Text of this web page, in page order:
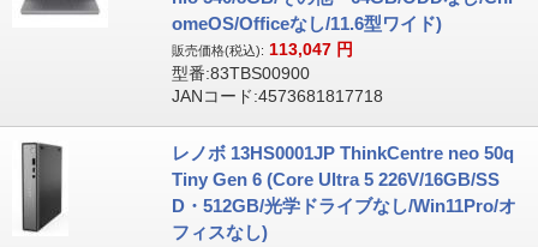
omeOS/Officeなし/11.6型ワイド)
販売価格(税込): 113,047 円
型番:83TBS00900
JANコード:4573681817718
レノボ 13HS0001JP ThinkCentre neo 50q
Tiny Gen 6 (Core Ultra 5 226V/16GB/SS
D・512GB/光学ドライブなし/Win11Pro/オ
フィスなし)